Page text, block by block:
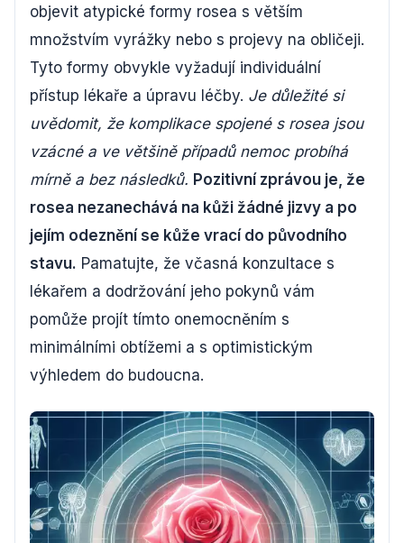
objevit atypické formy rosea s větším
množstvím vyrážky nebo s projevy na obličeji.
Tyto formy obvykle vyžadují individuální
přístup lékaře a úpravu léčby. Je důležité si
uvědomit, že komplikace spojené s rosea jsou
vzácné a ve většině případů nemoc probíhá
mírně a bez následků. Pozitivní zprávou je, že
rosea nezanechává na kůži žádné jizvy a po
jejím odeznění se kůže vrací do původního
stavu. Pamatujte, že včasná konzultace s
lékařem a dodržování jeho pokynů vám
pomůže projít tímto onemocněním s
minimálními obtížemi a s optimistickým
výhledem do budoucna.